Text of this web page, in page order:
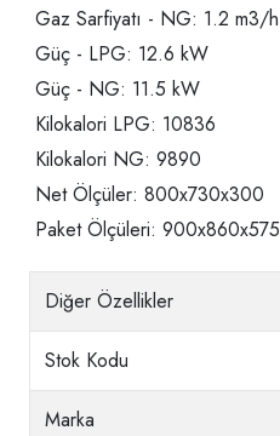
Gaz Sarfiyatı - NG: 1.2 m3/h
Güç - LPG: 12.6 kW
Güç - NG: 11.5 kW
Kilokalori LPG: 10836
Kilokalori NG: 9890
Net Ölçüler: 800x730x300
Paket Ölçüleri: 900x860x575
Diğer Özellikler
Stok Kodu
Marka